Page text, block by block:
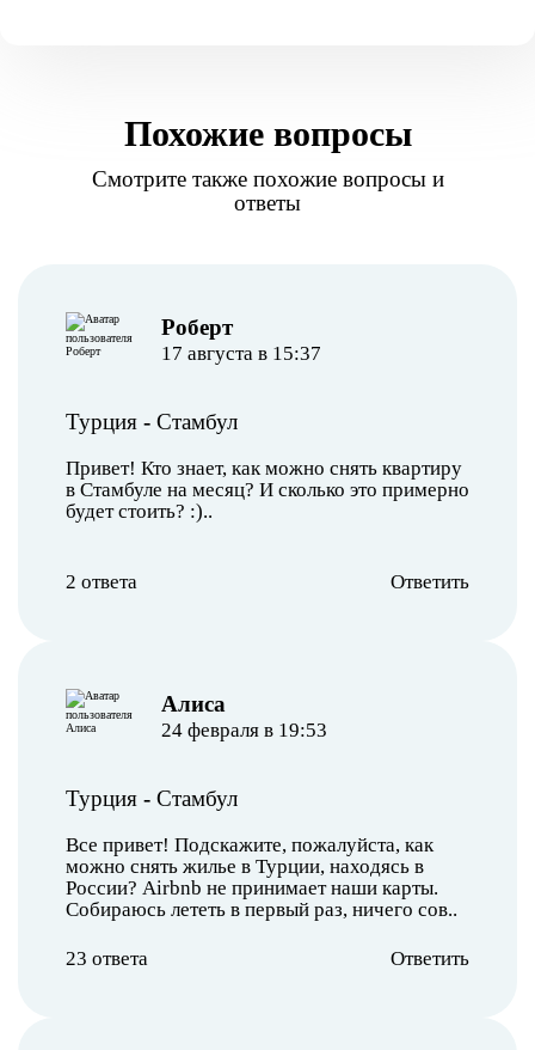
Похожие вопросы
Смотрите также похожие вопросы и
ответы
Роберт
17 августа в 15:37
Турция - Стамбул
Привет! Кто знает, как можно снять квартиру
в Стамбуле на месяц? И сколько это примерно
будет стоить? :)..
2 ответа Ответить
Алиса
24 февраля в 19:53
Турция - Стамбул
Все привет! Подскажите, пожалуйста, как
можно снять жилье в Турции, находясь в
России? Airbnb не принимает наши карты.
Собираюсь лететь в первый раз, ничего сов..
23 ответа Ответить